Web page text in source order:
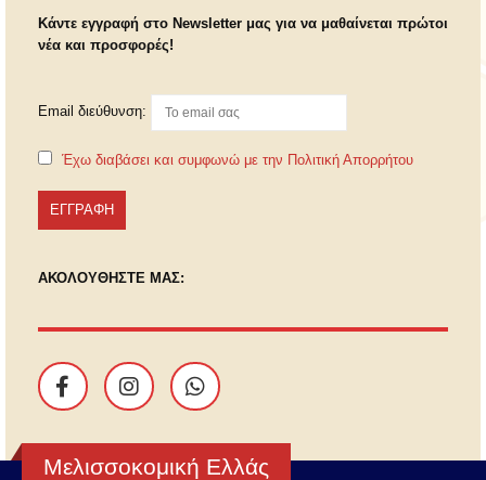
Κάντε εγγραφή στο Newsletter μας για να μαθαίνεται πρώτοι
νέα και προσφορές!
Email διεύθυνση:
Έχω διαβάσει και συμφωνώ με την Πολιτική Απορρήτου
ΑΚΟΛΟΥΘΗΣΤΕ ΜΑΣ:
Μελισσοκομική Ελλάς